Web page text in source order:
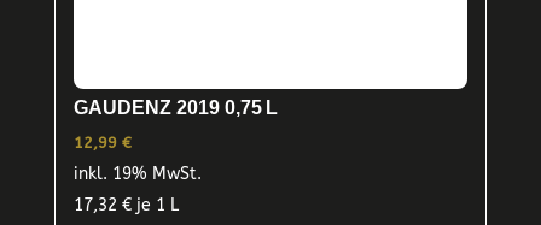
GAUDENZ 2019 0,75 L
12,99 €
inkl. 19% MwSt.
17,32 €je 1 L